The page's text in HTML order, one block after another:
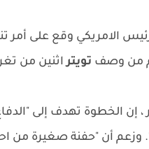
2020 فان الرئيس الامريكي
من وصف تويتراثنين من
، إن الخطوة تهدف إلى
وزعم أن "حفنة صغيرة من